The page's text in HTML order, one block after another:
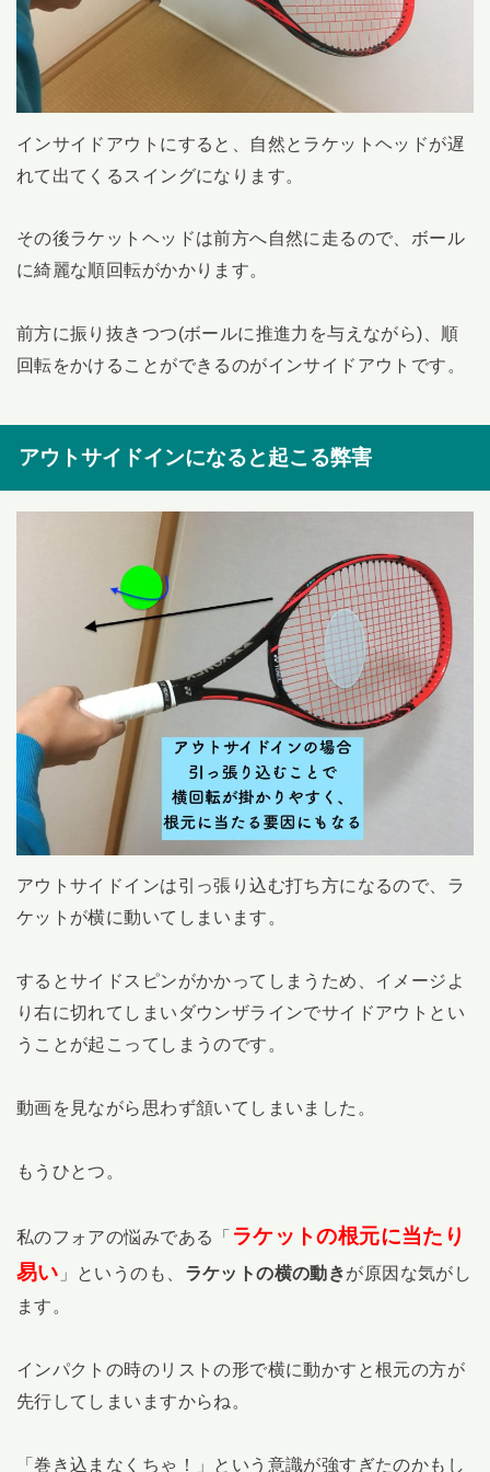
インサイドアウトにすると、自然とラケットヘッドが遅
れて出てくるスイングになります。
その後ラケットヘッドは前方へ自然に走るので、ボール
に綺麗な順回転がかかります。
前方に振り抜きつつ(ボールに推進力を与えながら)、順
回転をかけることができるのがインサイドアウトです。
アウトサイドインになると起こる弊害
アウトサイドインは引っ張り込む打ち方になるので、ラ
ケットが横に動いてしまいます。
するとサイドスピンがかかってしまうため、イメージよ
り右に切れてしまいダウンザラインでサイドアウトとい
うことが起こってしまうのです。
動画を見ながら思わず頷いてしまいました。
もうひとつ。
私のフォアの悩みである「 ラケットの根元に当たり
易い 」というのも、 ラケットの横の動きが原因な気がし
ます。
インパクトの時のリストの形で横に動かすと根元の方が
先行してしまいますからね。
「巻き込まなくちゃ！」という意識が強すぎたのかもし